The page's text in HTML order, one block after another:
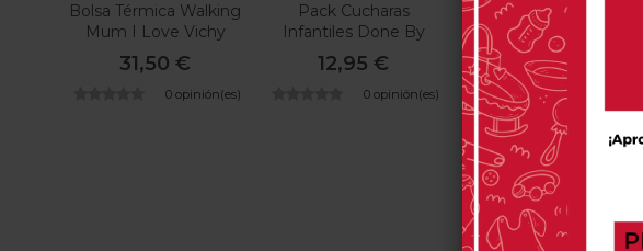
Bolsa Térmica Walking
Mum I Love Vichy
31,50 €
0 opinión(es)
Pack Cucharas
Infantiles Done By
Deer Lalee
12,95 €
0 opinión(es)
Stokke Munch
Essentials
35,00 €
0 opinión(es)